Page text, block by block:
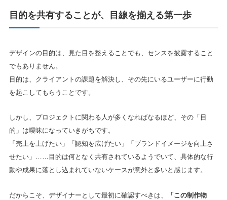
目的を共有することが、目線を揃える第一歩
デザインの目的は、見た目を整えることでも、センスを披露すること
でもありません。
目的は、クライアントの課題を解決し、その先にいるユーザーに行動
を起こしてもらうことです。
しかし、プロジェクトに関わる人が多くなればなるほど、その「目
的」は曖昧になっていきがちです。
「売上を上げたい」「認知を広げたい」「ブランドイメージを向上さ
せたい」……目的は何となく共有されているようでいて、具体的な行
動や成果に落とし込まれていないケースが意外と多いと感じます。
だからこそ、デザイナーとして最初に確認すべきは、
「この制作物